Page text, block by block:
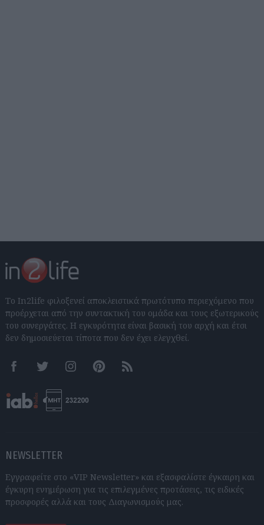
Το In2life φιλοξενεί αποκλειστικά πρωτότυπο περιεχόμενο που
προέρχεται από την συντακτική του ομάδα και τους εξωτερικούς
του συνεργάτες. Η εγκυρότητα είναι βασική του αρχή και έτσι
δεν δημοσιεύεται τίποτα που δεν έχει ελεγχθεί.
FacebookTwitter InstagramPinterestRSS feeds
NEWSLETTER
Εγγραφείτε στο «VIP Newsletter» και εξασφαλίστε έγκαιρη και
έγκυρη ενημέρωση για τις επιλεγμένες προτάσεις, τις ειδικές
προσφορές αλλά και τους Διαγωνισμούς μας.